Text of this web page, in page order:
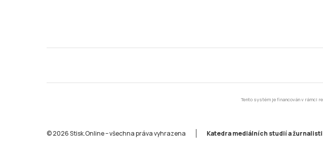
Tento systém je financován v
© 2026 Stisk.Online – všechna práva vyhrazena Katedra mediálních studií a